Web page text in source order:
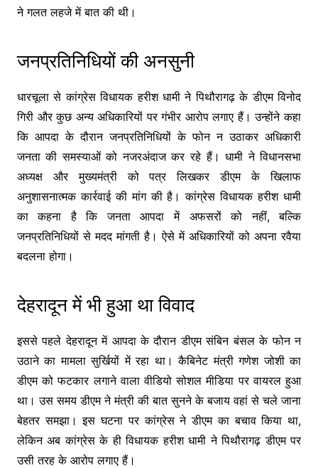
ने गलत लहजे में बात की थी।
जनप्रतिनिधियों की अनसुनी
धारचूला से कांग्रेस विधायक हरीश धामी ने पिथौरागढ़ के डीएम विनोद
गिरी और कुछ अन्य अधिकारियों पर गंभीर आरोप लगाए हैं। उन्होंने कहा
कि आपदा के दौरान जनप्रतिनिधियों के फोन न उठाकर अधिकारी
जनता की समस्याओं को नजरअंदाज कर रहे हैं। धामी ने विधानसभा
अध्यक्ष और मुख्यमंत्री को पत्र लिखकर डीएम के खिलाफ
अनुशासनात्मक कार्रवाई की मांग की है। कांग्रेस विधायक हरीश धामी
का कहना है कि जनता आपदा में अफसरों को नहीं, बल्कि
जनप्रतिनिधियों से मदद मांगती है। ऐसे में अधिकारियों को अपना रवैया
बदलना होगा।
देहरादून में भी हुआ था विवाद
इससे पहले देहरादून में आपदा के दौरान डीएम संबिन बंसल के फोन न
उठाने का मामला सुर्खियों में रहा था। कैबिनेट मंत्री गणेश जोशी का
डीएम को फटकार लगाने वाला वीडियो सोशल मीडिया पर वायरल हुआ
था। उस समय डीएम ने मंत्री की बात सुनने के बजाय वहां से चले जाना
बेहतर समझा। इस घटना पर कांग्रेस ने डीएम का बचाव किया था,
लेकिन अब कांग्रेस के ही विधायक हरीश धामी ने पिथौरागढ़ डीएम पर
उसी तरह के आरोप लगाए हैं।